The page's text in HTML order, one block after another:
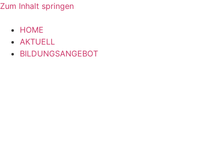
Zum Inhalt springen
HOME
AKTUELL
BILDUNGSANGEBOT